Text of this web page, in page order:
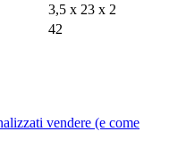
3,5 x 23 x 2
42
vendere (e come